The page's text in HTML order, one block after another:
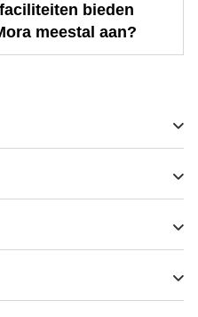
bieden
meestal aan?